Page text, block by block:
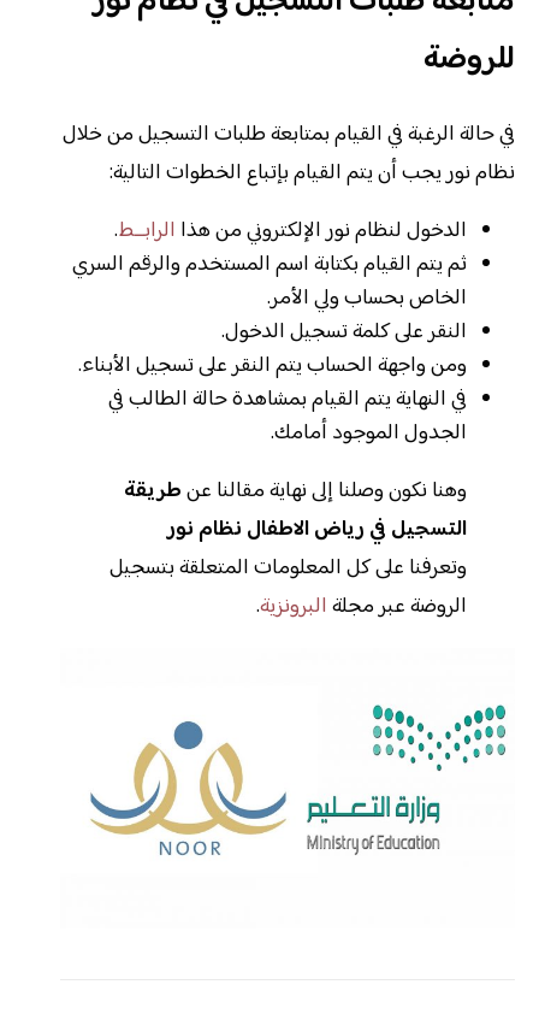
للروضة
في حالة الرغبة في القيام بمتابعة طلبات التسجيل من خلال
نظام نور يجب أن يتم القيام بإتباع الخطوات التالية:
الدخول لنظام نور الإلكتروني من هذا الرابــط.
ثم يتم القيام بكتابة اسم المستخدم والرقم السري
الخاص بحساب ولي الأمر.
النقر على كلمة تسجيل الدخول.
ومن واجهة الحساب يتم النقر على تسجيل الأبناء.
في النهاية يتم القيام بمشاهدة حالة الطالب في
الجدول الموجود أمامك.
وهنا نكون وصلنا إلى نهاية مقالنا عنطريقة
التسجيل في رياض الاطفال نظام نور
وتعرفنا على كل المعلومات المتعلقة بتسجيل
الروضة عبر مجلة البرونزية.